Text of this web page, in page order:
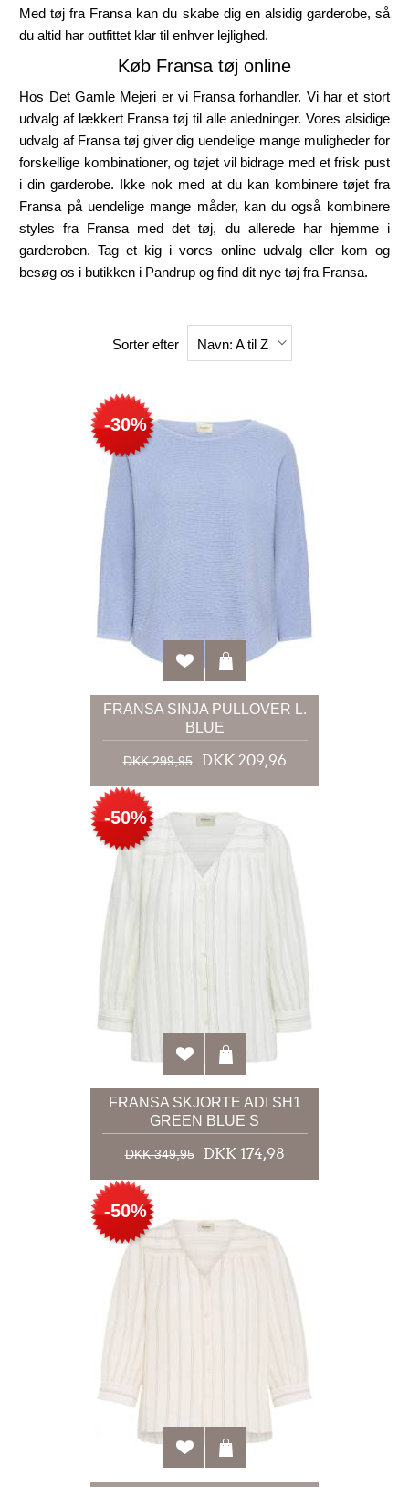
Med tøj fra Fransa kan du skabe dig en alsidig garderobe, så
du altid har outfittet klar til enhver lejlighed.
Køb Fransa tøj online
Hos Det Gamle Mejeri er vi Fransa forhandler. Vi har et stort
udvalg af lækkert Fransa tøj til alle anledninger. Vores alsidige
udvalg af Fransa tøj giver dig uendelige mange muligheder for
forskellige kombinationer, og tøjet vil bidrage med et frisk pust
i din garderobe. Ikke nok med at du kan kombinere tøjet fra
Fransa på uendelige mange måder, kan du også kombinere
styles fra Fransa med det tøj, du allerede har hjemme i
garderoben. Tag et kig i vores online udvalg eller kom og
besøg os i butikken i Pandrup og find dit nye tøj fra Fransa.
Sorter efter Navn: A til Z
-30%
FRANSA SINJA PULLOVER L.
BLUE
DKK 299,95 DKK 209,96
-50%
FRANSA SKJORTE ADI SH1
GREEN BLUE S
DKK 349,95 DKK 174,98
-50%